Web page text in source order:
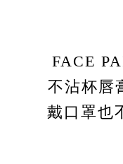
FACE
不沾杯唇
戴口罩也